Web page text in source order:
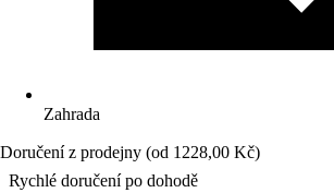
Zahrada
Doručení z prodejny (od 1228,00 Kč)
Rychlé doručení po dohodě